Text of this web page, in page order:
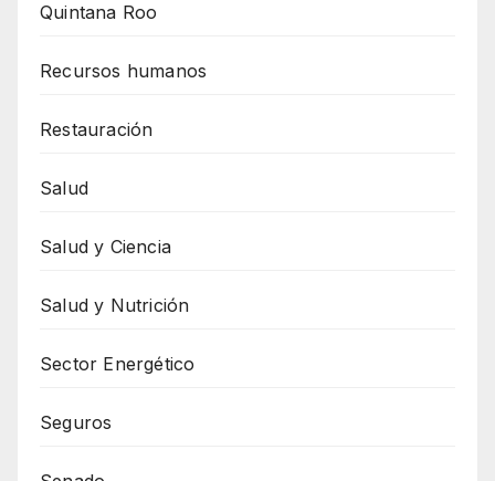
Quintana Roo
Recursos humanos
Restauración
Salud
Salud y Ciencia
Salud y Nutrición
Sector Energético
Seguros